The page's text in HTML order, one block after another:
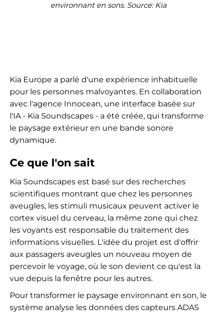
environnant en sons. Source: Kia
Kia Europe a parlé d'une expérience inhabituelle
pour les personnes malvoyantes. En collaboration
avec l'agence Innocean, une interface basée sur
l'IA - Kia Soundscapes - a été créée, qui transforme
le paysage extérieur en une bande sonore
dynamique.
Ce que l'on sait
Kia Soundscapes est basé sur des recherches
scientifiques montrant que chez les personnes
aveugles, les stimuli musicaux peuvent activer le
cortex visuel du cerveau, la même zone qui chez
les voyants est responsable du traitement des
informations visuelles. L'idée du projet est d'offrir
aux passagers aveugles un nouveau moyen de
percevoir le voyage, où le son devient ce qu'est la
vue depuis la fenêtre pour les autres.
Pour transformer le paysage environnant en son, le
système analyse les données des capteurs ADAS